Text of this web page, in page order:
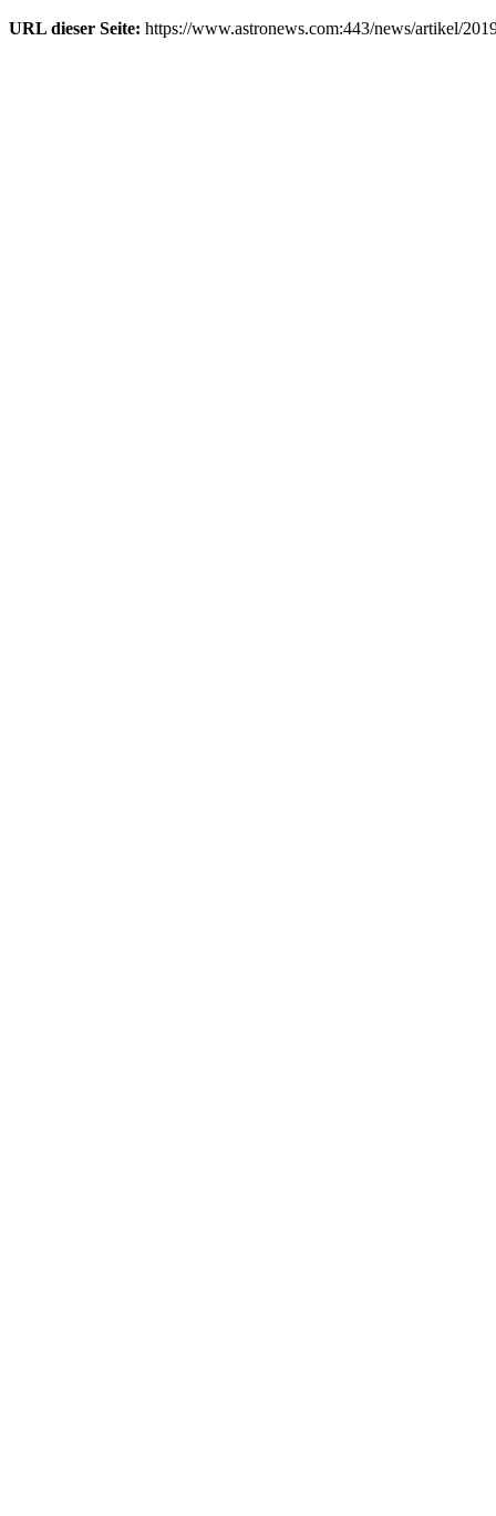
URL dieser Seite: https://www.astronews.com:443/news/artikel/